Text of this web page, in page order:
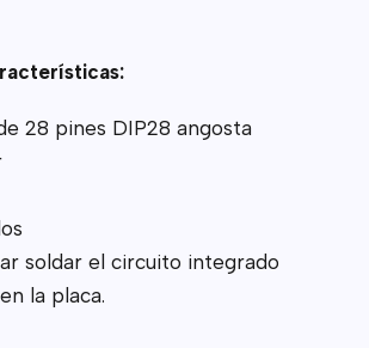
28 pines DIP28 angosta
soldar el circuito integrado
la placa.